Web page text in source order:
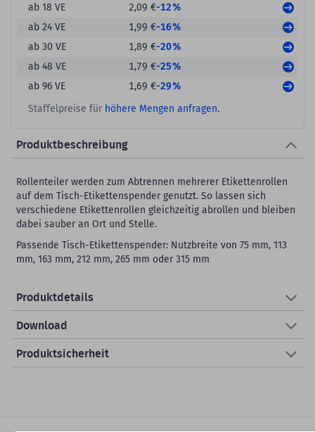
ab 18 VE
2,09 €-12%
ab 24 VE
1,99 €-16%
ab 30 VE
1,89 €-20%
ab 48 VE
1,79 €-25%
ab 96 VE
1,69 €-29%
Staffelpreise für höhere Mengen anfragen.
Produktbeschreibung
Rollenteiler werden zum Abtrennen mehrerer Etikettenrollen
auf dem Tisch-Etikettenspender genutzt. So lassen sich
verschiedene Etikettenrollen gleichzeitig abrollen und bleiben
dabei sauber an Ort und Stelle.
Passende Tisch-Etikettenspender: Nutzbreite von 75 mm, 113
mm, 163 mm, 212 mm, 265 mm oder 315 mm
Produktdetails
Download
Produktsicherheit